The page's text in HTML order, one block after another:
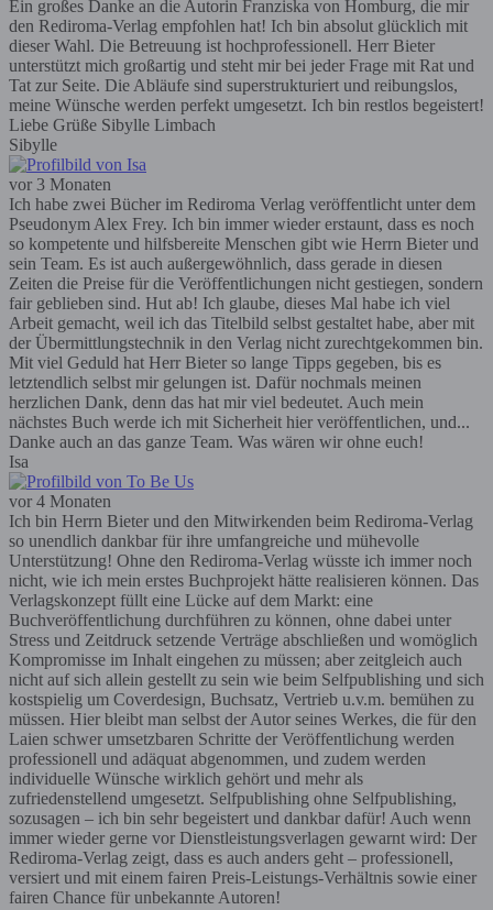
Ein großes Danke an die Autorin Franziska von Homburg, die mir
den Rediroma-Verlag empfohlen hat! Ich bin absolut glücklich mit
dieser Wahl. Die Betreuung ist hochprofessionell. Herr Bieter
unterstützt mich großartig und steht mir bei jeder Frage mit Rat und
Tat zur Seite. Die Abläufe sind superstrukturiert und reibungslos,
meine Wünsche werden perfekt umgesetzt. Ich bin restlos begeistert!
Liebe Grüße Sibylle Limbach
Sibylle
vor 3 Monaten
Ich habe zwei Bücher im Rediroma Verlag veröffentlicht unter dem
Pseudonym Alex Frey. Ich bin immer wieder erstaunt, dass es noch
so kompetente und hilfsbereite Menschen gibt wie Herrn Bieter und
sein Team. Es ist auch außergewöhnlich, dass gerade in diesen
Zeiten die Preise für die Veröffentlichungen nicht gestiegen, sondern
fair geblieben sind. Hut ab! Ich glaube, dieses Mal habe ich viel
Arbeit gemacht, weil ich das Titelbild selbst gestaltet habe, aber mit
der Übermittlungstechnik in den Verlag nicht zurechtgekommen bin.
Mit viel Geduld hat Herr Bieter so lange Tipps gegeben, bis es
letztendlich selbst mir gelungen ist. Dafür nochmals meinen
herzlichen Dank, denn das hat mir viel bedeutet. Auch mein
nächstes Buch werde ich mit Sicherheit hier veröffentlichen, und...
Danke auch an das ganze Team. Was wären wir ohne euch!
Isa
vor 4 Monaten
Ich bin Herrn Bieter und den Mitwirkenden beim Rediroma-Verlag
so unendlich dankbar für ihre umfangreiche und mühevolle
Unterstützung! Ohne den Rediroma-Verlag wüsste ich immer noch
nicht, wie ich mein erstes Buchprojekt hätte realisieren können. Das
Verlagskonzept füllt eine Lücke auf dem Markt: eine
Buchveröffentlichung durchführen zu können, ohne dabei unter
Stress und Zeitdruck setzende Verträge abschließen und womöglich
Kompromisse im Inhalt eingehen zu müssen; aber zeitgleich auch
nicht auf sich allein gestellt zu sein wie beim Selfpublishing und sich
kostspielig um Coverdesign, Buchsatz, Vertrieb u.v.m. bemühen zu
müssen. Hier bleibt man selbst der Autor seines Werkes, die für den
Laien schwer umsetzbaren Schritte der Veröffentlichung werden
professionell und adäquat abgenommen, und zudem werden
individuelle Wünsche wirklich gehört und mehr als
zufriedenstellend umgesetzt. Selfpublishing ohne Selfpublishing,
sozusagen – ich bin sehr begeistert und dankbar dafür! Auch wenn
immer wieder gerne vor Dienstleistungsverlagen gewarnt wird: Der
Rediroma-Verlag zeigt, dass es auch anders geht – professionell,
versiert und mit einem fairen Preis-Leistungs-Verhältnis sowie einer
fairen Chance für unbekannte Autoren!